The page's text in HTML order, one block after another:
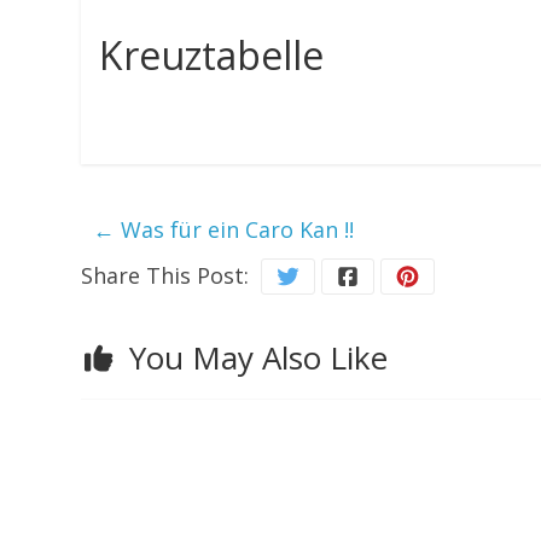
Kreuztabelle
← Was für ein Caro Kan !!
Share This Post:
You May Also Like